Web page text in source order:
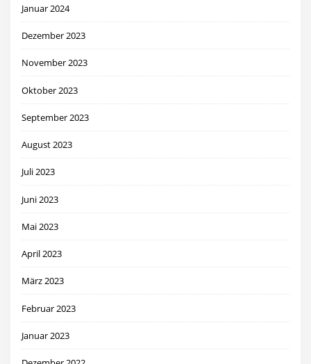
Januar 2024
Dezember 2023
November 2023
Oktober 2023
September 2023
August 2023
Juli 2023
Juni 2023
Mai 2023
April 2023
März 2023
Februar 2023
Januar 2023